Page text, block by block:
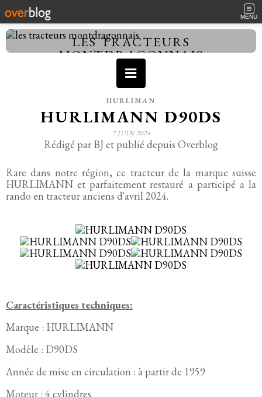
MENU
LES TRACTEURS
MONTDRAGONNAIS
HURLIMAN
HURLIMANN D90DS
7 JUIN 2024
Rédigé par BJ et publié depuis Overblog
Rare dans notre région, ce tracteur de la marque suisse
HURLIMANN et parfaitement restauré a participé a la
rando en tracteur anciens d'avril 2024.
Caractéristiques techniques:
Marque : HURLIMANN
Modèle : D90DS
Année de mise en circulation : à partir de 1959
Moteur : 4 cylindres